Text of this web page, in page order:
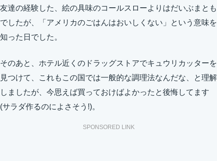
友達の経験した、絵の具味のコールスローよりはだいぶまとも
でしたが、「アメリカのごはんはおいしくない」という意味を
知った日でした。
そのあと、ホテル近くのドラッグストアでキュウリカッターを
見つけて、これもこの国では一般的な調理法なんだな、と理解
しましたが、今思えば買っておけばよかったと後悔してます
(サラダ作るのによさそう!)。
SPONSORED LINK